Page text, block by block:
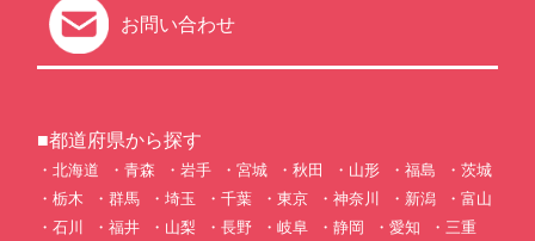
お問い合わせ
■都道府県から探す
北海道 青森 岩手 宮城 秋田 山形 福島
茨城
栃木
群馬 埼玉 千葉 東京 神奈川 新潟
富山
石川
福井 山梨 長野 岐阜 静岡 愛知
三重